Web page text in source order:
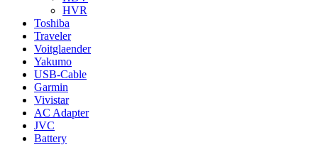
HVR
Toshiba
Traveler
Voitglaender
Yakumo
USB-Cable
Garmin
Vivistar
AC Adapter
JVC
Battery